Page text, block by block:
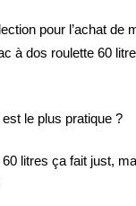
pour l’achat de
à dos roulette 60
le plus pratique ?
litres ça fait just,